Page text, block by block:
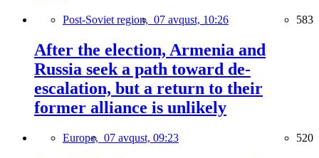
Post-Soviet region, 07 avqust, 10:26 583
After the election, Armenia and
Russia seek a path toward de-
escalation, but a return to their
former alliance is unlikely
Europe, 07 avqust, 09:23 520